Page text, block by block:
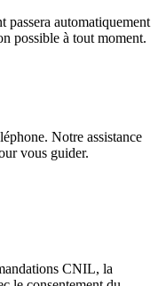
passera automatiquement
possible à tout moment.
Notre assistance
vous guider.
CNIL, la